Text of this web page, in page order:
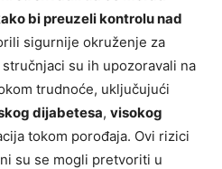
bi preuzeli kontrolu nad
sigurnije okruženje za
su ih upozoravali na
trudnoće, uključujući
dijabetesa, visokog
tokom porođaja. Ovi rizici
su se mogli pretvoriti u